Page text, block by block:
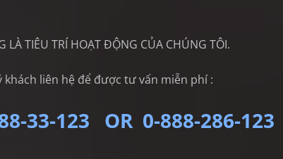
LÀ TIÊU TRÍ HOẠT ĐỘNG CỦA CHÚNG TÔI.
liên hệ để được tư vấn miễn phí :
33-123 OR 0-888-286-123